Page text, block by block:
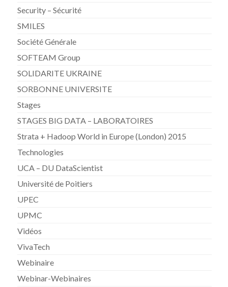
Security – Sécurité
SMILES
Société Générale
SOFTEAM Group
SOLIDARITE UKRAINE
SORBONNE UNIVERSITE
Stages
STAGES BIG DATA – LABORATOIRES
Strata + Hadoop World in Europe (London) 2015
Technologies
UCA – DU DataScientist
Université de Poitiers
UPEC
UPMC
Vidéos
VivaTech
Webinaire
Webinar-Webinaires